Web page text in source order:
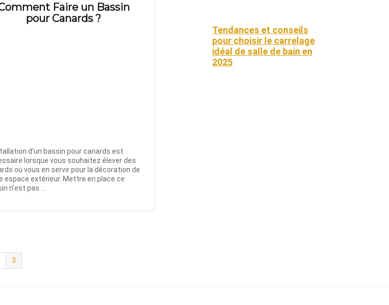
Faire un Bassin
pour Canards ?
d’un bassin pour canards est
lorsque vous souhaitez élever des
ou vous en servir pour la décoration de
espace extérieur. Mettre en place ce
n’est pas ...
3
Tendances et conseils
pour choisir le carrelage
idéal de salle de bain en
2025